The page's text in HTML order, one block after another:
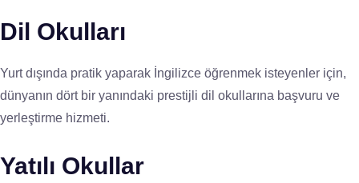
Dil Okulları
Yurt dışında pratik yaparak İngilizce öğrenmek isteyenler için,
dünyanın dört bir yanındaki prestijli dil okullarına başvuru ve
yerleştirme hizmeti.
Yatılı Okullar